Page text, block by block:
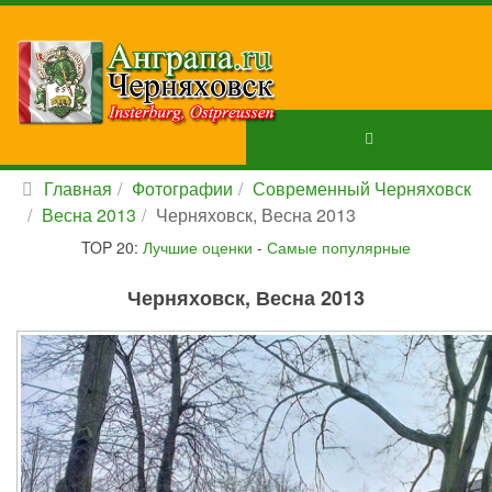
Главная Фотографии
Современный Черняховск
Весна 2013
Черняховск, Весна 2013
TOP 20: Лучшие оценки - Самые популярные
Черняховск, Весна 2013